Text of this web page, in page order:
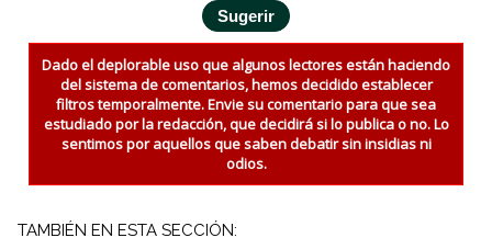
Dado el deplorable uso que algunos lectores están haciendo
del sistema de comentarios, hemos decidido establecer
filtros temporalmente. Envie su comentario para que sea
estudiado por la redacción, que decidirá si lo publica o no. Lo
sentimos por aquellos que saben debatir sin insidias ni
odios.
TAMBIÉN EN ESTA SECCIÓN: